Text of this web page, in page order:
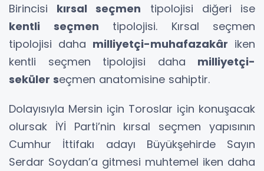
Birincisi kırsal seçmen tipolojisi diğeri ise
kentli seçmen tipolojisi. Kırsal seçmen
tipolojisi daha milliyetçi-muhafazakâr iken
kentli seçmen tipolojisi daha milliyetçi-
seküler seçmen anatomisine sahiptir.
Dolayısıyla Mersin için Toroslar için konuşacak
olursak İYİ Parti’nin kırsal seçmen yapısının
Cumhur İttifakı adayı Büyükşehirde Sayın
Serdar Soydan’a gitmesi muhtemel iken daha